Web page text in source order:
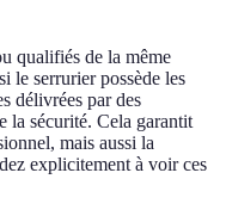
qualifiés de la même
le serrurier possède les
délivrées par des
la sécurité. Cela garantit
mais aussi la
explicitement à voir ces